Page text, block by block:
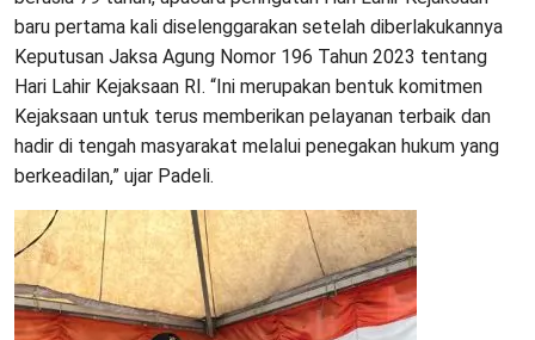
baru pertama kali diselenggarakan setelah diberlakukannya
Keputusan Jaksa Agung Nomor 196 Tahun 2023 tentang
Hari Lahir Kejaksaan RI. “Ini merupakan bentuk komitmen
Kejaksaan untuk terus memberikan pelayanan terbaik dan
hadir di tengah masyarakat melalui penegakan hukum yang
berkeadilan,” ujar Padeli.